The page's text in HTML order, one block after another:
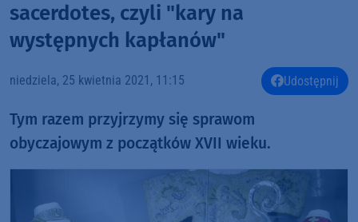
sacerdotes, czyli "kary na
występnych kapłanów"
niedziela, 25 kwietnia 2021, 11:15 Udostępnij
Tym razem przyjrzymy się sprawom
obyczajowym z początków XVII wieku.